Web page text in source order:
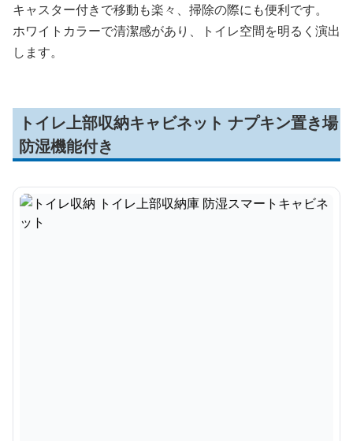
キャスター付きで移動も楽々、掃除の際にも便利です。
ホワイトカラーで清潔感があり、トイレ空間を明るく演出
します。
トイレ上部収納キャビネット ナプキン置き場
防湿機能付き